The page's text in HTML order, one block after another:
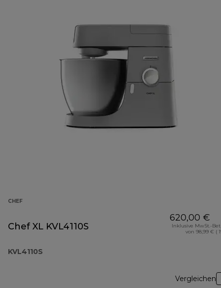
CHEF
Chef XL KVL4110S
KVL4110S
620,00 €
Inklusive MwSt.-
von 98,99 € (
Vergleichen